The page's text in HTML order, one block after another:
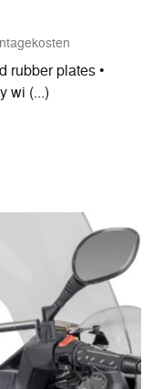
rubber plates •
wi (...)